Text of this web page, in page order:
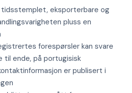
tidsstemplet, eksporterbare og
pluss en
forespørsler kan svare
til ende, på portugisisk
er publisert i